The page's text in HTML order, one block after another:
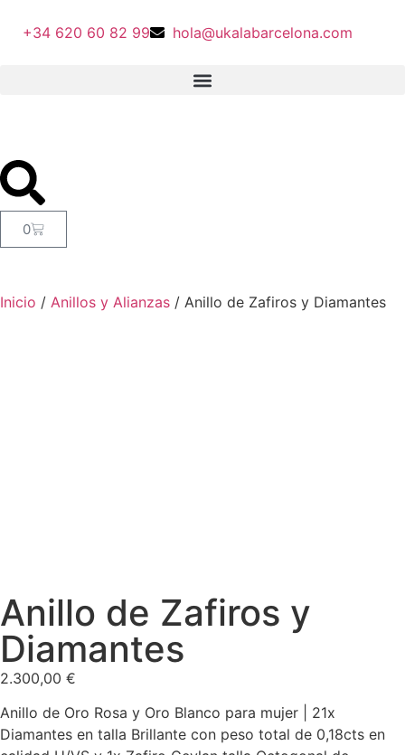
+34 620 60 82 99 hola@ukalabarcelona.com
0
Inicio / Anillos y Alianzas / Anillo de Zafiros y Diamantes
Anillo de Zafiros y
Diamantes
2.300,00 €
Anillo de Oro Rosa y Oro Blanco para mujer | 21x
Diamantes en talla Brillante con peso total de 0,18cts en